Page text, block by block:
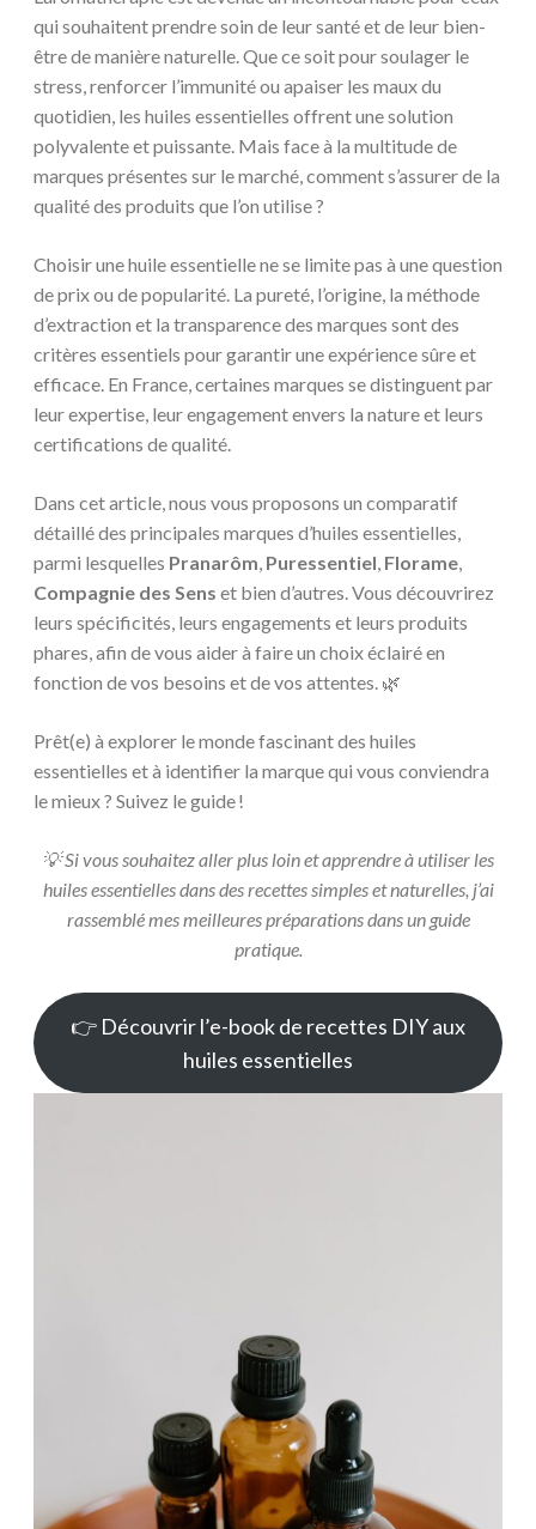
qui souhaitent prendre soin de leur santé et de leur bien-
être de manière naturelle. Que ce soit pour soulager le
stress, renforcer l’immunité ou apaiser les maux du
quotidien, les huiles essentielles offrent une solution
polyvalente et puissante. Mais face à la multitude de
marques présentes sur le marché, comment s’assurer de la
qualité des produits que l’on utilise ?
Choisir une huile essentielle ne se limite pas à une question
de prix ou de popularité. La pureté, l’origine, la méthode
d’extraction et la transparence des marques sont des
critères essentiels pour garantir une expérience sûre et
efficace. En France, certaines marques se distinguent par
leur expertise, leur engagement envers la nature et leurs
certifications de qualité.
Dans cet article, nous vous proposons un comparatif
détaillé des principales marques d’huiles essentielles,
parmi lesquelles Pranarôm, Puressentiel, Florame,
Compagnie des Sens et bien d’autres. Vous découvrirez
leurs spécificités, leurs engagements et leurs produits
phares, afin de vous aider à faire un choix éclairé en
fonction de vos besoins et de vos attentes. 🌿
Prêt(e) à explorer le monde fascinant des huiles
essentielles et à identifier la marque qui vous conviendra
le mieux ? Suivez le guide !
💡 Si vous souhaitez aller plus loin et apprendre à utiliser les
huiles essentielles dans des recettes simples et naturelles, j’ai
rassemblé mes meilleures préparations dans un guide
pratique.
👉 Découvrir l’e-book de recettes DIY aux
huiles essentielles